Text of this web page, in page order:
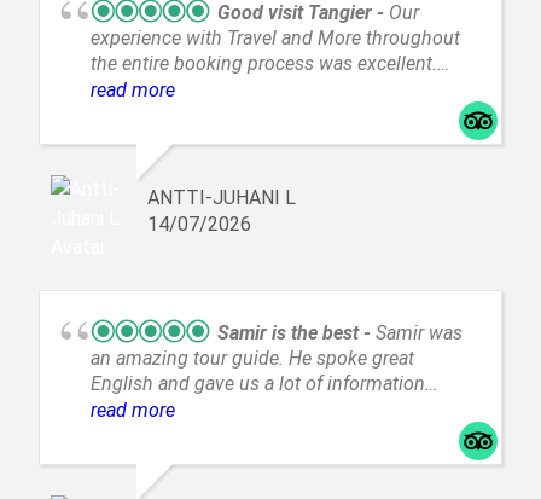
Good visit Tangier
Our
experience with Travel and More throughout
the entire booking process was excellent.
Their response times were exemplary and
punctual. The guide they arranged was highly
professional, and we thoroughly enjoyed the
five-hour tour. We warmly recommend
organizing a rewarding city tour in
cooperation with this operator.
read more
ANTTI-JUHANI L
14/07/2026
Samir is the best
Samir was
an amazing tour guide. He spoke great
English and gave us a lot of information
about tangier. He took us around all the
amazing meal, rid camels, fed wild boars and
saw lots of wild cats!!
read more